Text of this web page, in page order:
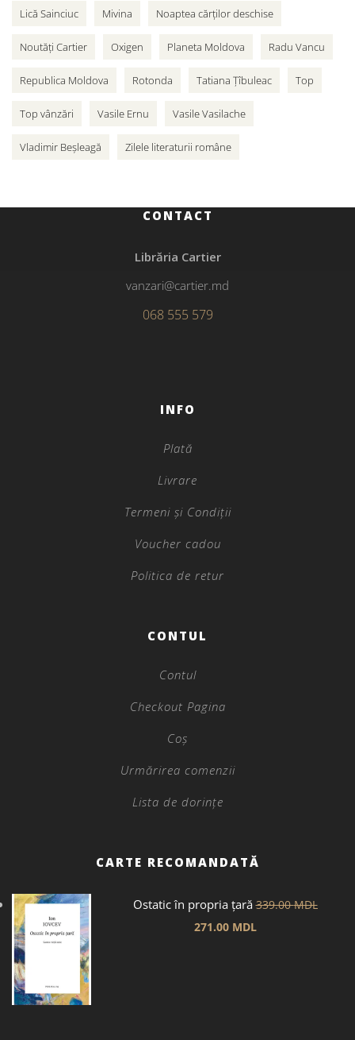
Lică Sainciuc Mivina Noaptea cărților deschise
Noutăți Cartier Oxigen Planeta Moldova Radu Vancu
Republica Moldova Rotonda Tatiana Țîbuleac Top
Top vânzări Vasile Ernu Vasile Vasilache
Vladimir Beșleagă Zilele literaturii române
CONTACT
Librăria Cartier
vanzari@cartier.md
068 555 579
INFO
Plată
Livrare
Termeni și Condiții
Voucher cadou
Politica de retur
CONTUL
Contul
Checkout Pagina
Coș
Urmărirea comenzii
Lista de dorințe
CARTE RECOMANDATĂ
Ostatic în propria țară 339.00MDL
271.00 MDL